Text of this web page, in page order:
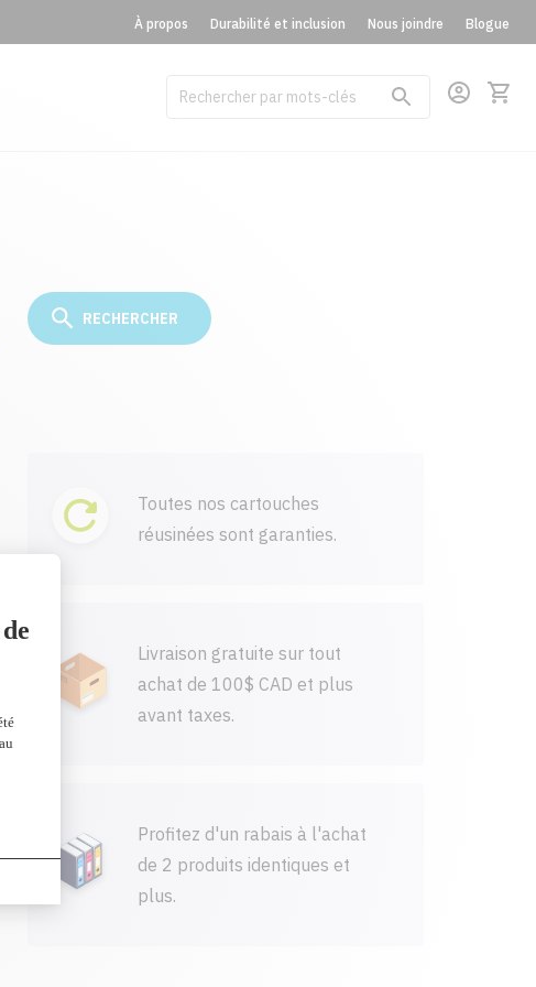
À propos Durabilité et inclusion Nous joindre Blogue
Toutes nos cartouches
réusinées sont garanties.
Livraison gratuite sur tout
achat de 100$ CAD et plus
avant taxes.
Profitez d'un rabais à l'achat
de 2 produits identiques et
plus.